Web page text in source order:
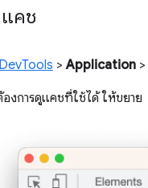
คช
>Application >
งการดูแคชที่ใช้ได้ ให้ขยาย